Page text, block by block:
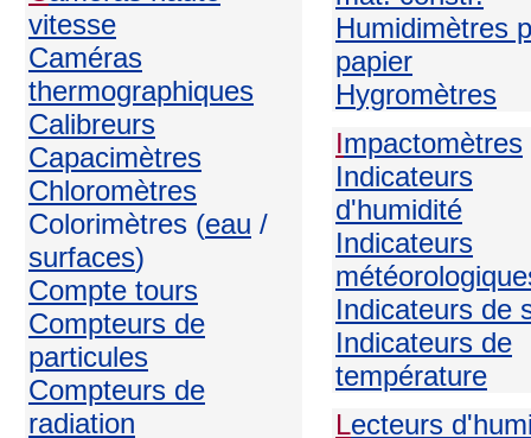
vitesse
Caméras
thermographiques
Calibreurs
Capacimètres
Chloromètres
Colorimètres (eau /
surfaces)
Compte tours
Compteurs de
particules
Compteurs de
radiation
Humidimètres
papier
Hygromètres
Impactomètres
Indicateurs
d'humidité
Indicateurs
Indicateurs de
Indicateurs de
température
Lecteurs